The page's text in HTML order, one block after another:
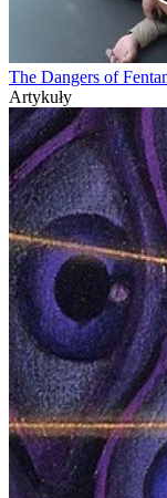
The Dangers of
Artykuły